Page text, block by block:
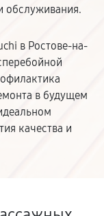
обслуживания.
в Ростове-на-
в будущем
качества и